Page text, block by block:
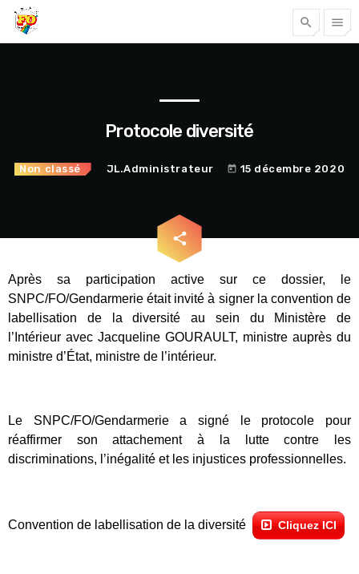
search menu
Protocole diversité
Non classé JL.Administrateur today 15 décembre 2020
share
email
Après sa participation active sur ce dossier, le
SNPC/FO/Gendarmerie était invité à signer la convention de
labellisation de la diversité au sein du Ministère de
l’Intérieur avec Jacqueline GOURAULT, ministre auprès du
ministre d’État, ministre de l’intérieur.
Le SNPC/FO/Gendarmerie a signé le protocole pour
réaffirmer son attachement à la lutte contre les
discriminations, l’inégalité et les injustices professionnelles.
Convention de labellisation de la diversité Cliquez ICI